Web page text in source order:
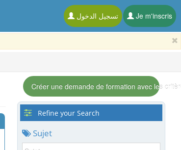
تسجيل الدخول Je m'inscris
Créer une demande de formation avec les
Refine your Search
Sujet